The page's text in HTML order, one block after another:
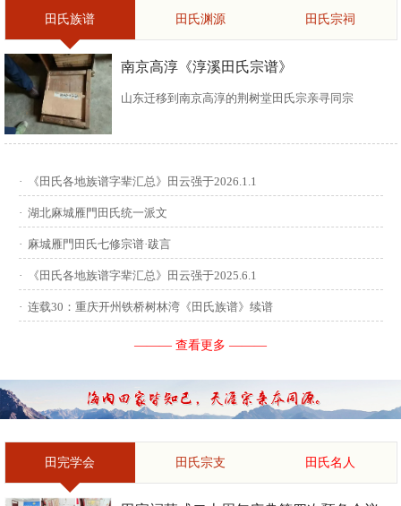
田氏族谱 田氏渊源 田氏宗祠
南京高淳《淳溪田氏宗谱》
山东迁移到南京高淳的荆树堂田氏宗亲寻同宗
· 《田氏各地族谱字辈汇总》田云强于2026.1.1
· 湖北麻城雁門田氏统一派文
· 麻城雁門田氏七修宗谱·跋言
· 《田氏各地族谱字辈汇总》田云强于2025.6.1
· 连载30：重庆开州铁桥树林湾《田氏族谱》续谱
——— 查看更多 ———
田完学会 田氏宗支 田氏名人